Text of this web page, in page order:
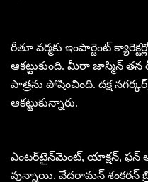
రీతూ వర్మకు ఇంపార్టెంట్
ఆకట్టుకుంది. మీరా జాస్మిన్ తన
పాత్రను పోషించింది. దక్ష
ఆకట్టుకున్నారు.
ఎంటర్‌టైన్‌మెంట్, యాక్షన్, ఫన్
వున్నాయి. వేదరామన్ శంకరన్